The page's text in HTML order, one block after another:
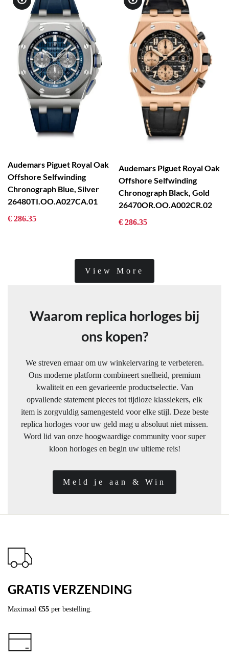
Audemars Piguet Royal Oak
Offshore Selfwinding
Chronograph Blue, Silver
26480TI.OO.A027CA.01
€ 286.35
Audemars Piguet Royal Oak
Offshore Selfwinding
Chronograph Black, Gold
26470OR.OO.A002CR.02
€ 286.35
View More
Waarom replica horloges bij
ons kopen?
We streven ernaar om uw winkelervaring te verbeteren.
Ons moderne platform combineert snelheid, premium
kwaliteit en een gevarieerde productselectie. Van
opvallende statement pieces tot tijdloze klassiekers, elk
item is zorgvuldig samengesteld voor elke stijl. Deze beste
replica horloges voor uw geld mag u absoluut niet missen.
Word lid van onze hoogwaardige community voor super
kloon horloges en begin uw ultieme reis!
Meld je aan & Win
GRATIS VERZENDING
Maximaal €55 per bestelling.